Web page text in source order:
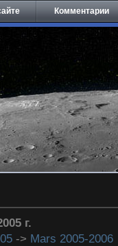
Комментарии
г.
-> Mars 2005-2006